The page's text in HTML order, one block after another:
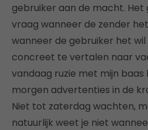
gebruiker aan de macht.
vraag wanneer de zender
wanneer de gebruiker het
concreet te vertalen naar
vandaag ruzie met mijn baas
morgen advertenties in de
Niet tot zaterdag wachten,
natuurlijk weet je niet